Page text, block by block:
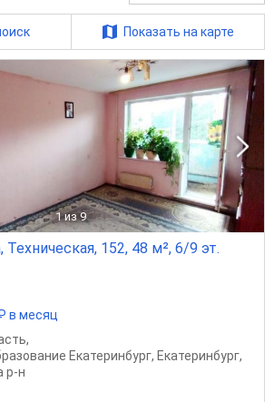
Показать на карте
1 из 9
152, 48 м², 6/9 эт.
в месяц
,
Екатеринбург, Екатеринбург,
р-н